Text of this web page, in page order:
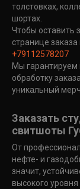
толстовках,
шортах.
Чтобы оставить
странице
+79112578207
Мы гарантируем
обработку
уникальный
Заказать
свитшоты
От
нефте- и
значит,
высокого